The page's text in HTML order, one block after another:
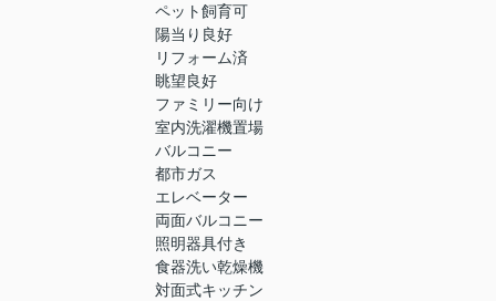
ペット飼育可
陽当り良好
リフォーム済
眺望良好
ファミリー向け
室内洗濯機置場
バルコニー
都市ガス
エレベーター
両面バルコニー
照明器具付き
食器洗い乾燥機
対面式キッチン